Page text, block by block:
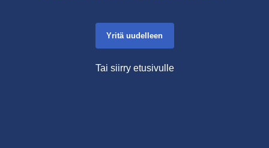
Yritä uudelleen
Tai siirry etusivulle